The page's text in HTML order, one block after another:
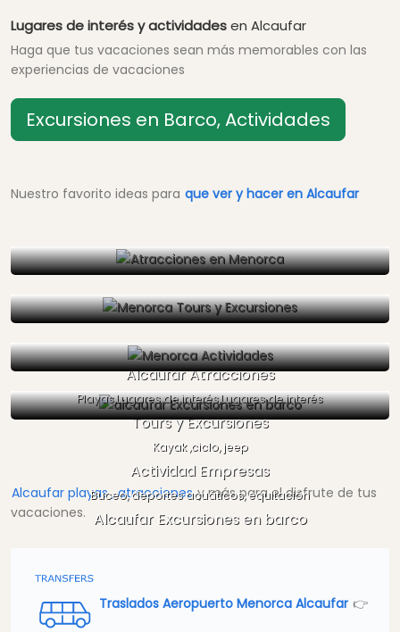
Lugares de interés y actividadesen Alcaufar
Haga que tus vacaciones sean más memorables con las
experiencias de vacaciones
Excursiones en Barco, Actividades
Nuestro favorito ideas para que ver y hacer en Alcaufar
Alcaufar Atracciones
Playas,Lugares de interés,Lugares de interés
Tours y Excursiones
Kayak ,ciclo, jeep
Actividad Empresas
Buceo, deportes acuáticos, equitación
Alcaufar Excursiones en barco
Alcaufar playas , atraccionesy más para el disfrute de tus
vacaciones.
Traslados Aeropuerto Menorca Alcaufar 👉